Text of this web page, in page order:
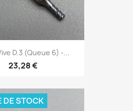
D.3 (Queue 6) -...
23,28 €
DE STOCK